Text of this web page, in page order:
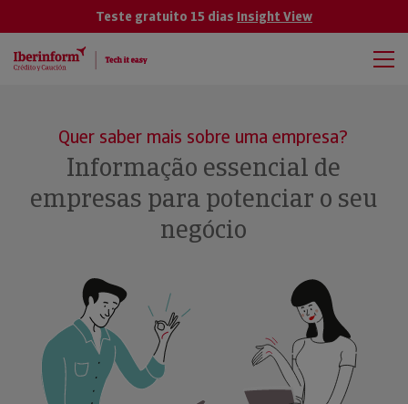
Teste gratuito 15 dias Insight View
Quer saber mais sobre uma empresa?
Informação essencial de
empresas para potenciar o seu
negócio